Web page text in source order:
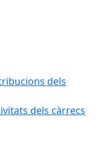
dels
dels càrrecs